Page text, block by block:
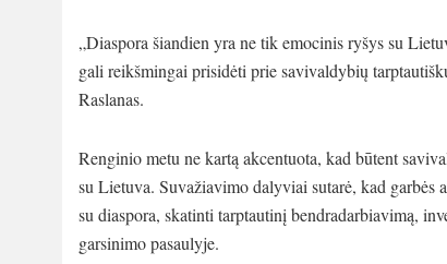
„Diaspora šiandien yra ne tik emocinis ryšys su
gali reikšmingai prisidėti prie savivaldybių
Raslanas.
Renginio metu ne kartą akcentuota, kad būtent
su Lietuva. Suvažiavimo dalyviai sutarė, kad
su diaspora, skatinti tarptautinį bendradarbiavimą,
garsinimo pasaulyje.